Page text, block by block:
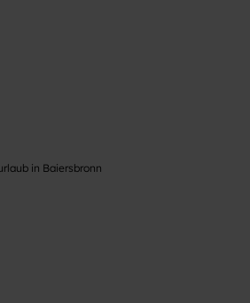
in Baiersbronn